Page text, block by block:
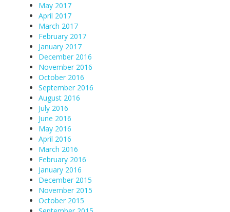
May 2017
April 2017
March 2017
February 2017
January 2017
December 2016
November 2016
October 2016
September 2016
August 2016
July 2016
June 2016
May 2016
April 2016
March 2016
February 2016
January 2016
December 2015
November 2015
October 2015